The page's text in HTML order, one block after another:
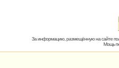
За информацию, размещённую на сайте
Мощь